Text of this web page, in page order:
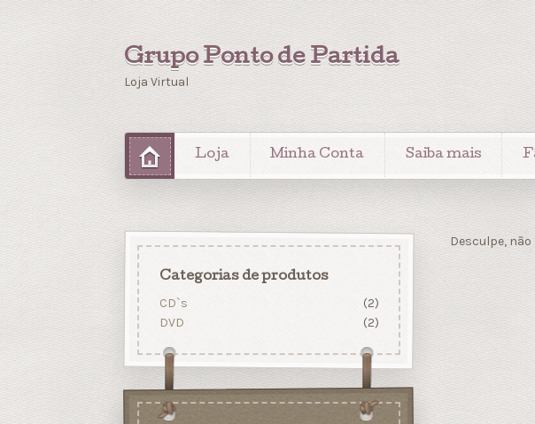
Grupo Ponto de Partida
Loja Virtual
Loja Minha Conta Saiba mais
Desculpe,
Categorias de produtos
CD`s
(2)
DVD
(2)